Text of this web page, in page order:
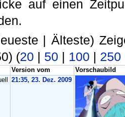
auf einen
| Älteste)
(20 | 50 | 100 | 250
Version vom
Vorschaubild
21:35, 23. Dez. 2009